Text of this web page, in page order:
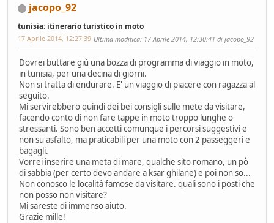
jacopo_92
tunisia: itinerario turistico in moto
17 Aprile 2014, 12:27:39 Ultima modifica: 17 Aprile 2014, 12:30:41 di jacopo_92
Dovrei buttare giù una bozza di programma di viaggio in moto,
in tunisia, per una decina di giorni.
Non si tratta di endurare. E' un viaggio di piacere con ragazza al
seguito.
Mi servirebbero quindi dei bei consigli sulle mete da visitare,
facendo conto di non fare tappe in moto troppo lunghe o
stressanti. Sono ben accetti comunque i percorsi suggestivi e
non su asfalto, ma praticabili per una moto con 2 passeggeri e
bagagli.
Vorrei inserire una meta di mare, qualche sito romano, un pò
di sabbia (per certo devo andare a ksar ghilane) e poi non so...
Non conosco le località famose da visitare. quali sono i posti che
non posso non visitare?
Mi sareste di immenso aiuto.
Grazie mille!